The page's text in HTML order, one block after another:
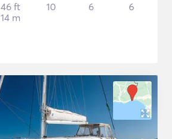
46 ft
14 m
10 6 6